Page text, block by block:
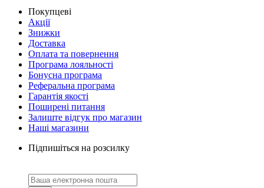
Покупцеві
Акції
Знижки
Доставка
Оплата та повернення
Програма лояльності
Бонусна програма
Реферальна програма
Гарантія якості
Поширені питання
Залиште відгук про магазин
Наші магазини
Підпишіться на розсилку